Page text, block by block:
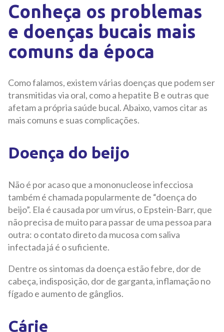
Conheça os problemas
e doenças bucais mais
comuns da época
Como falamos, existem várias doenças que podem ser
transmitidas via oral, como a hepatite B e outras que
afetam a própria saúde bucal. Abaixo, vamos citar as
mais comuns e suas complicações.
Doença do beijo
Não é por acaso que a mononucleose infecciosa
também é chamada popularmente de “doença do
beijo”. Ela é causada por um vírus, o Epstein-Barr, que
não precisa de muito para passar de uma pessoa para
outra: o contato direto da mucosa com saliva
infectada já é o suficiente.
Dentre os sintomas da doença estão febre, dor de
cabeça, indisposição, dor de garganta, inflamação no
fígado e aumento de gânglios.
Cárie